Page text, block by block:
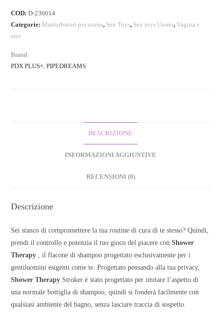
COD:D-236614
Categorie: Masturbatori per uomo, Sex Toys, Sex toys Uomo,Vagina e
ano
Brand:
PDX PLUS+ ,PIPEDREAMS
DESCRIZIONE
INFORMAZIONI AGGIUNTIVE
RECENSIONI (0)
Descrizione
Sei stanco di compromettere la tua routine di cura di te stesso? Quindi,
prendi il controllo e potenzia il tuo gioco del piacere conShower
Therapy , il flacone di shampoo progettato esclusivamente per i
gentiluomini esigenti come te. Progettato pensando alla tua privacy,
Shower Therapy Stroker è stato progettato per imitare l’aspetto di
una normale bottiglia di shampoo, quindi si fonderà facilmente con
qualsiasi ambiente del bagno, senza lasciare traccia di sospetto.